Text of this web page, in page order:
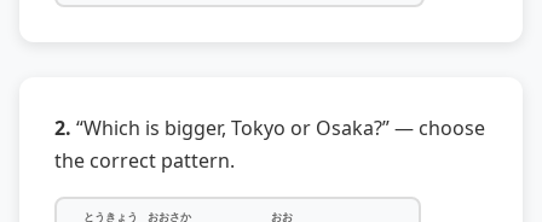
2. “Which is bigger, Tokyo or Osaka?” — choose
the correct pattern.
とうきょう おおさか おお